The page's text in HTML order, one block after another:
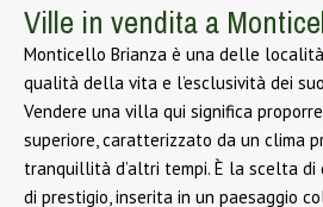
Ville in vendita a
Monticello Brianza è una delle
qualità della vita e l’esclusività dei
Vendere una villa qui significa
superiore, caratterizzato da un clima
tranquillità d’altri tempi. È la scelta di
di prestigio, inserita in un paesaggio